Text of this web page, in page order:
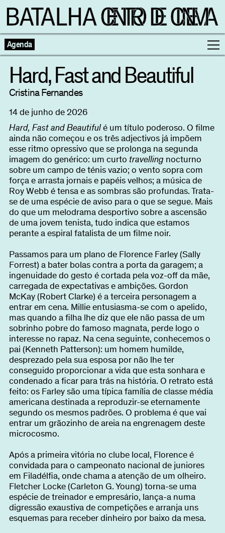
Agenda
Programação
Exposições
Famílias
Cinema ao Redor
Escolas
Editorial
Sobre
Torna-te BFF EN
Hard, Fast and Beautiful
Cristina Fernandes
14 de junho de 2026
Hard, Fast and Beautifulé um título poderoso. O filme
ainda não começou e os três adjectivos já impõem
esse ritmo opressivo que se prolonga na segunda
imagem do genérico: um curto travelling nocturno
sobre um campo de ténis vazio; o vento sopra com
força e arrasta jornais e papéis velhos; a música de
Roy Webb é tensa e as sombras são profundas. Trata-
se de uma espécie de aviso para o que se segue. Mais
do que um melodrama desportivo sobre a ascensão
de uma jovem tenista, tudo indica que estamos
perante a espiral fatalista de um filme noir.
Passamos para um plano de Florence Farley (Sally
Forrest) a bater bolas contra a porta da garagem; a
ingenuidade do gesto é cortada pela voz-off da mãe,
carregada de expectativas e ambições. Gordon
McKay (Robert Clarke) é a terceira personagem a
entrar em cena. Millie entusiasma-se com o apelido,
mas quando a filha lhe diz que ele não passa de um
sobrinho pobre do famoso magnata, perde logo o
interesse no rapaz. Na cena seguinte, conhecemos o
pai (Kenneth Patterson): um homem humilde,
desprezado pela sua esposa por não lhe ter
conseguido proporcionar a vida que esta sonhara e
condenado a ficar para trás na história. O retrato está
feito: os Farley são uma típica família de classe média
americana destinada a reproduzir-se eternamente
segundo os mesmos padrões. O problema é que vai
entrar um grãozinho de areia na engrenagem deste
microcosmo.
Após a primeira vitória no clube local, Florence é
convidada para o campeonato nacional de juniores
em Filadélfia, onde chama a atenção de um olheiro.
Fletcher Locke (Carleton G. Young) torna-se uma
espécie de treinador e empresário, lança-a numa
digressão exaustiva de competições e arranja uns
esquemas para receber dinheiro por baixo da mesa.